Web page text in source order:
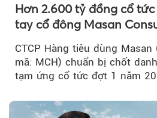
Hơn 2.600 tỷ đồng cổ
tay cổ đông Masan
CTCP Hàng tiêu dùng Masan
mã: MCH) chuẩn bị chốt
tạm ứng cổ tức đợt 1 năm